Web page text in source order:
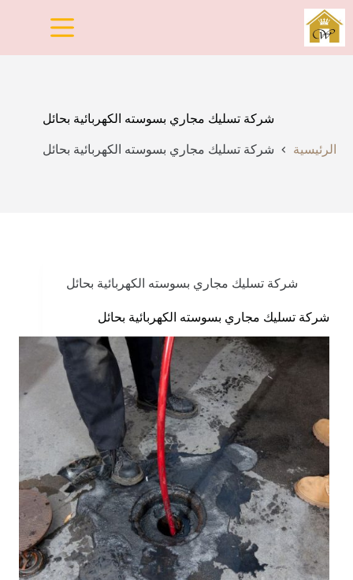
التجاوز
إلى
المحتوى
شركة تسليك مجاري بسوسته الكهربائية بحائل
الرئيسية شركة تسليك مجاري بسوسته الكهربائية بحائل
شركة تسليك مجاري بسوسته الكهربائية بحائل
شركة تسليك مجاري بسوسته الكهربائية بحائل